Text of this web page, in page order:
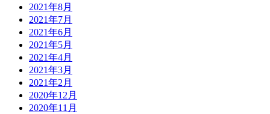
2021年8月
2021年7月
2021年6月
2021年5月
2021年4月
2021年3月
2021年2月
2020年12月
2020年11月